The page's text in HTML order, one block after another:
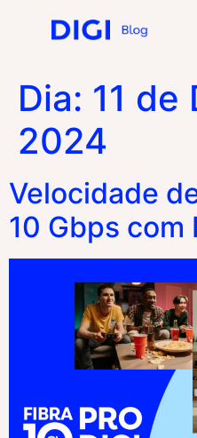
Dia: 11 de
2024
Velocidade
10 Gbps com